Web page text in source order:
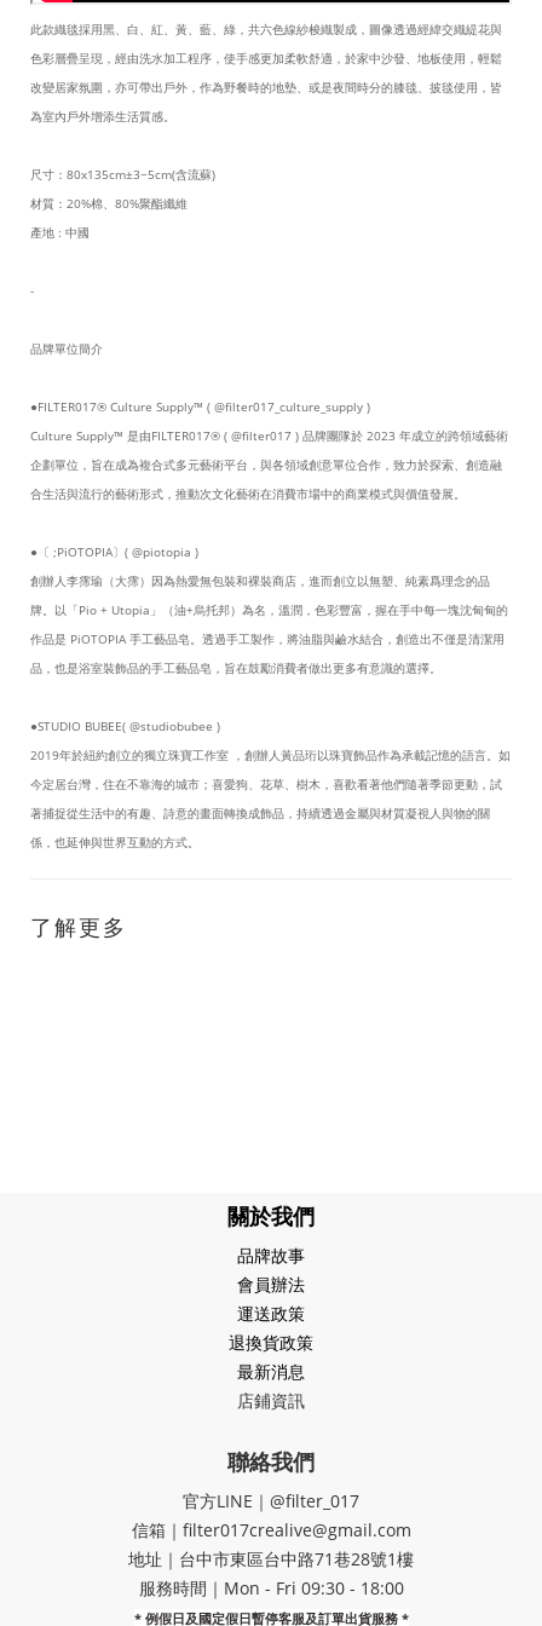
此款織毯採用黑、白、紅、黃、藍、綠，共六色線紗梭織製成，圖像透過經緯交織緹花與
色彩層疊呈現，經由洗水加工程序，使手感更加柔軟舒適，於家中沙發、地板使用，輕鬆
改變居家氛圍，亦可帶出戶外，作為野餐時的地墊、或是夜間時分的膝毯、披毯使用，皆
為室內戶外增添生活質感。
尺寸：80x135cm±3~5cm(含流蘇)
材質：20%棉、80%聚酯纖維
產地 : 中國
-
品牌單位簡介
●FILTER017® Culture Supply™ ( @filter017_culture_supply )
Culture Supply™ 是由FILTER017® ( @filter017 ) 品牌團隊於 2023 年成立的跨領域藝術
企劃單位，旨在成為複合式多元藝術平台，與各領域創意單位合作，致力於探索、創造融
合生活與流行的藝術形式，推動次文化藝術在消費市場中的商業模式與價值發展。
●〔 ;PiOTOPIA〕( @piotopia )
創辦人李霈瑜（大霈）因為熱愛無包裝和裸裝商店，進而創立以無塑、純素爲理念的品
牌。以「Pio + Utopia」（油+烏托邦）為名，溫潤，色彩豐富，握在手中每一塊沈甸甸的
作品是 PiOTOPIA 手工藝品皂。透過手工製作，將油脂與鹼水結合，創造出不僅是清潔用
品，也是浴室裝飾品的手工藝品皂，旨在鼓勵消費者做出更多有意識的選擇。
●STUDIO BUBEE( @studiobubee )
2019年於紐約創立的獨立珠寶工作室 ，創辦人黃品珩以珠寶飾品作為承載記憶的語言。如
今定居台灣，住在不靠海的城市；喜愛狗、花草、樹木，喜歡看著他們隨著季節更動，試
著捕捉從生活中的有趣、詩意的畫面轉換成飾品，持續透過金屬與材質凝視人與物的關
係，也延伸與世界互動的方式。
了解更多
關於我們
品牌故事
會員辦法
運送政策
退換貨政策
最新消息
店鋪資訊
聯絡我們
官方LINE｜@filter_017
信箱｜filter017crealive@gmail.com
地址｜​台中市東區台中路71巷28號1樓
服務時間｜Mon - Fri 09:30 - 18:00
* 例假日及國定假日暫停客服及訂單出貨服務 *